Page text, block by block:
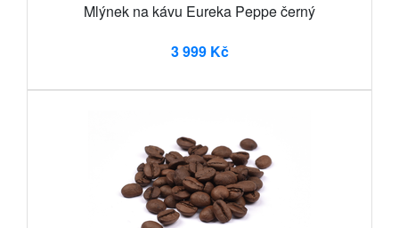
Mlýnek na kávu Eureka Peppe černý
3 999 Kč